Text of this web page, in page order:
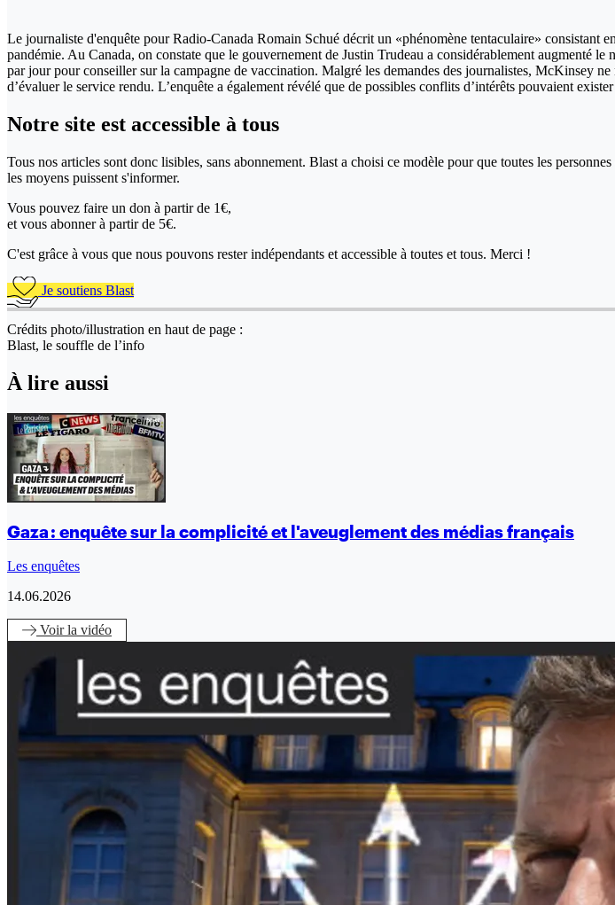
Le journaliste d'enquête pour Radio-Canada Romain Schué décrit un «phénomène tentaculaire»
pandémie. Au Canada, on constate que le gouvernement de Justin Trudeau a considérablement augmenté
par jour pour conseiller sur la campagne de vaccination. Malgré les demandes des journalistes, McKinsey
d’évaluer le service rendu. L’enquête a également révélé que de possibles conflits d’intérêts pouvaient
Notre site est accessible à tous
Tous nos articles sont donc lisibles, sans abonnement. Blast a choisi ce modèle pour que toutes les
les moyens puissent s'informer.
Vous pouvez faire un don à partir de 1€,
et vous abonner à partir de 5€.
C'est grâce à vous que nous pouvons rester indépendants et accessible à toutes et tous. Merci !
Je soutiens Blast
Crédits photo/illustration en haut de page :
Blast, le souffle de l’info
À lire aussi
Gaza : enquête sur la complicité et l'aveuglement des médias français
Les enquêtes
14.06.2026
Voirla vidéo